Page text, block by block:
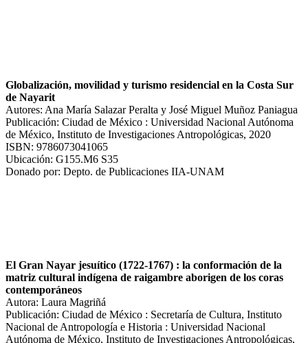
Globalización, movilidad y turismo residencial en la Costa Sur
de Nayarit
Autores: Ana María Salazar Peralta y José Miguel Muñoz Paniagua
Publicación: Ciudad de México : Universidad Nacional Autónoma
de México, Instituto de Investigaciones Antropológicas, 2020
ISBN: 9786073041065
Ubicación: G155.M6 S35
Donado por: Depto. de Publicaciones IIA-UNAM
El Gran Nayar jesuítico (1722-1767) : la conformación de la
matriz cultural indígena de raigambre aborigen de los coras
contemporáneos
Autora: Laura Magriñá
Publicación: Ciudad de México : Secretaría de Cultura, Instituto
Nacional de Antropología e Historia : Universidad Nacional
Autónoma de México, Instituto de Investigaciones Antropológicas,